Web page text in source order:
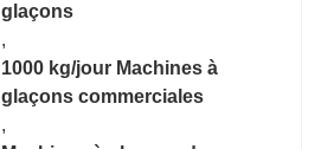
glaçons
,
1000 kg/jour Machines à
glaçons commerciales
,